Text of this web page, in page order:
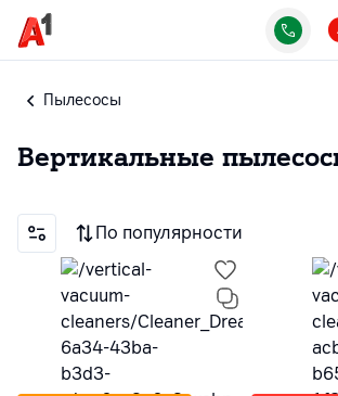
Пылесосы
Вертикальные
По популярности